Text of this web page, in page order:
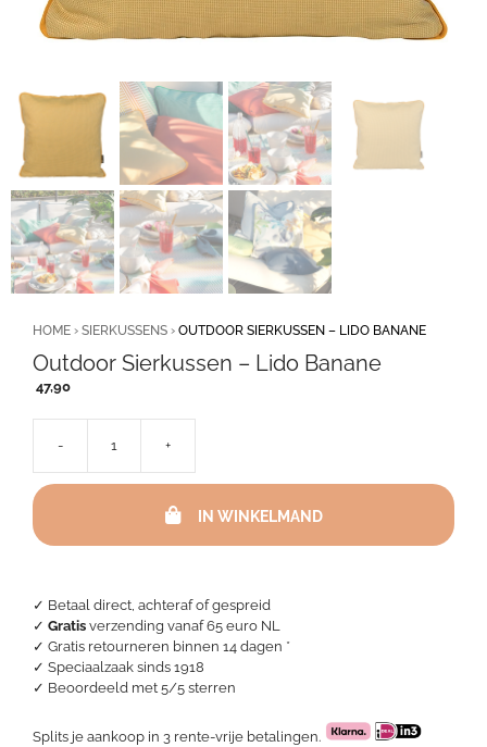
✓ Betaal direct, achteraf of gespreid
✓ Gratis verzending vanaf 65 euro NL
✓ Gratis retourneren binnen 14 dagen *
✓ Speciaalzaak sinds 1918
✓ Beoordeeld met 5/5 sterren
Splits je aankoop in 3 rente-vrije betalingen.
HOME › SIERKUSSENS › OUTDOOR SIERKUSSEN – LIDO BANANE
Outdoor Sierkussen – Lido Banane
47,90
-
Sierkussen
Lido
+
IN WINKELMAND